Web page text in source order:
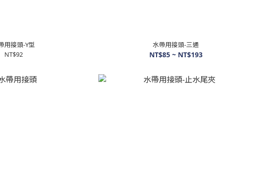
用接頭-Y型
NT$92
水帶用接頭-三通
NT$85 ~ NT$193